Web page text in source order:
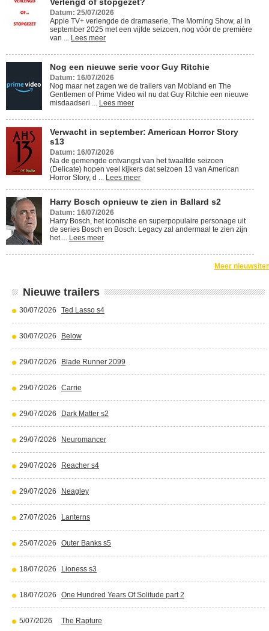
Datum: 25/07/2026
Apple TV+ verlengde de dramaserie, The Morning Show, al in
september 2025 met een vijfde seizoen, nog vóór de première
van ... Lees meer
Nog een nieuwe serie voor Guy Ritchie
Datum: 16/07/2026
Nog maar net zagen we de trailers van Mobland en The
Gentlemen of Prime Video wil nu dat Guy Ritchie een nieuwe
misdaadseri ... Lees meer
Verwacht in september: American Horror Story
s13
Datum: 16/07/2026
Na de gemengde ontvangst van het twaalfde seizoen
(Delicate) hopen veel kijkers dat seizoen 13 van American
Horror Story, d ... Lees meer
Harry Bosch opnieuw te zien in Ballard s2
Datum: 16/07/2026
Harry Bosch, het iconische en superpopulaire personage uit
de series Bosch en Bosch: Legacy zal andermaal te zien zijn
het ... Lees meer
Meer
Nieuwe trailers
30/07/2026 Ted Lasso s4
30/07/2026 Below
29/07/2026 Blade Runner 2099
29/07/2026 Carrie
29/07/2026 Dark Matter s2
29/07/2026 Neuromancer
29/07/2026 Reacher s4
29/07/2026 Neagley
27/07/2026 Lanterns
25/07/2026 Outer Banks s5
18/07/2026 Lioness s3
18/07/2026 One Hundred Years Of Solitude part 2
5/07/2026 The Rapture